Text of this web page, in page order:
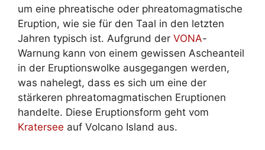
um eine phreatische oder phreatomagmatische
Eruption, wie sie für den Taal in den letzten
Jahren typisch ist. Aufgrund der VONA-
Warnung kann von einem gewissen Ascheanteil
in der Eruptionswolke ausgegangen werden,
was nahelegt, dass es sich um eine der
stärkeren phreatomagmatischen Eruptionen
handelte. Diese Eruptionsform geht vom
Kratersee auf Volcano Island aus.